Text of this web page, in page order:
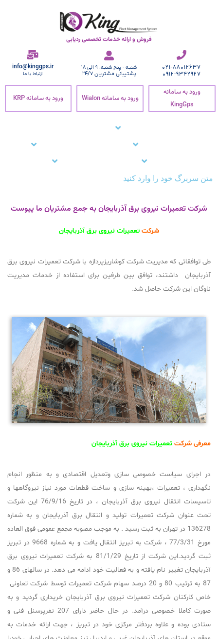
فروش و ارائه خدمات تخصصی ردیابی
021-88012637
0912-9342927
شنبه - پنج شنبه: 9 الی 18
پشتیبانی مشتریان 24/7
info@kinggps.ir
ارتباط با ما
ورود به سامانه
KingGps
ورود به سامانه Wialon ورود به سامانه KRP
متن سربرگ خود را وارد کنید
شرکت تعمیرات نیروی برق آذربایجان به جمع مشتریان ما پیوست
شرکت تعمیرات نیروی برق آذربایجان
طی توافقاتی که مدیریت شرکت کوشاریزپردازه با شرکت تعمیرات نیروی برق
آذربایجان داشتند، توافق بین طرفین برای استفاده از خدمات مدیریت
ناوگان این شرکت حاصل شد.
معرفی شرکت تعمیرات نیروی برق آذربایجان
در اجرای سیاست خصوصی سازی وتعدیل اقتصادی و به منظور انجام
نگهداری ، تعمیرات ،بهینه سازی و ساخت قطعات مورد نیاز نیروگاهها و
تاسیسات انتقال نیروی برق آذربایجان ، در تاریخ 76/9/16 این شرکت
تحت عنوان شرکت تعمیرات تولید و انتقال برق آذربایجان و به شماره
136278 در تهران به ثبت رسید . به موجب مصوبه مجمع عمومی فوق العاده
مورخ 77/3/31 ، شرکت به تبریز انتقال یافت و به شماره 9668 در تبریز
ثبت گردید.این شرکت از تاریخ 81/1/29 به شرکت تعمیرات نیروی برق
آذربایجان تغییر نام یافته و به فعالیت خود ادامه می دهد. در سالهای 86 و
87 به ترتیب 80 و 20 درصد سهام شرکت تعمیرات توسط شرکت تعاونی
خاص کارکنان شرکت تعمیرات نیروی برق آذربایجان خریداری گردید و به
صورت کاملا خصوصی درآمد. در حال حاضر دارای 207 نفرپرسنل فنی و
ستادی بوده و علاوه بردفتر مرکزی خود در تبریز ، جهت ارائه خدمات به